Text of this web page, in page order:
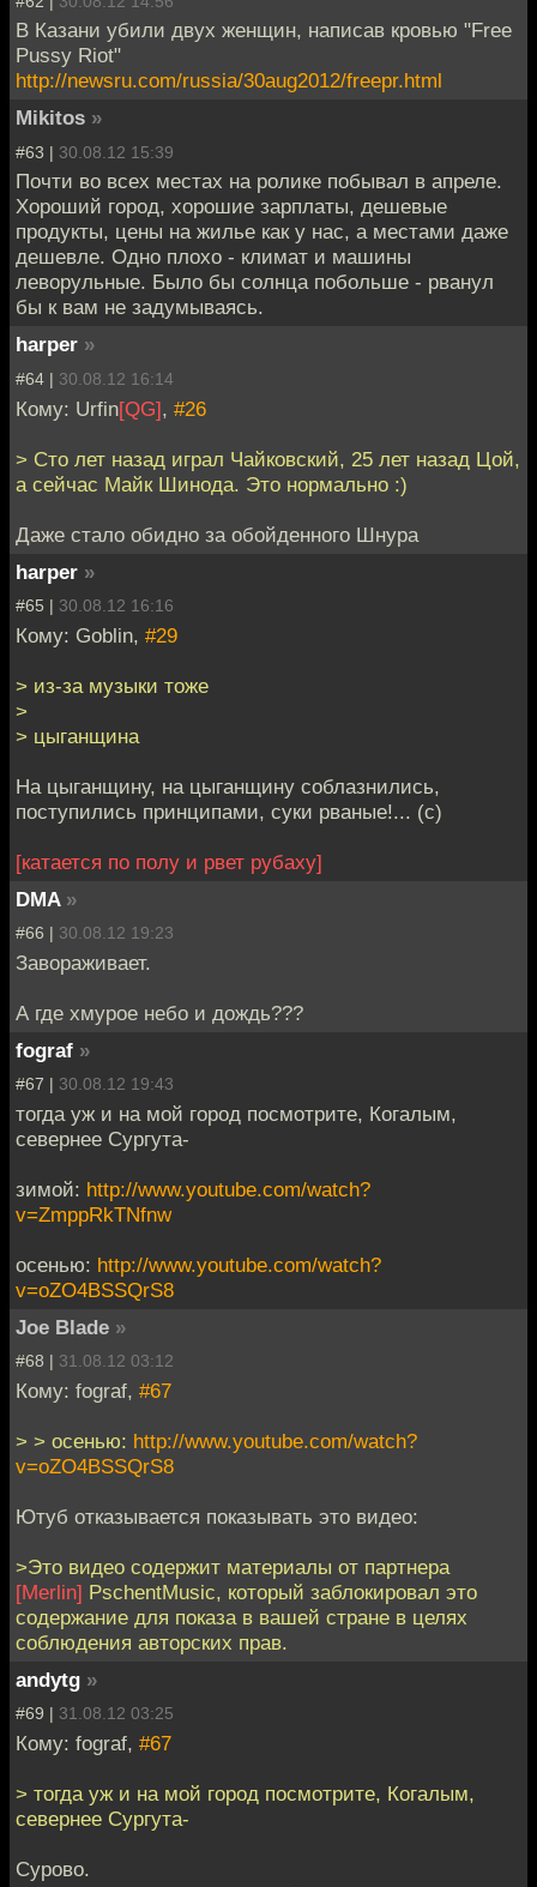
В Казани убили двух женщин, написав кровью "Free
Pussy Riot"
http://newsru.com/russia/30aug2012/freepr.html
Mikitos »
#63 | 30.08.12 15:39
Почти во всех местах на ролике побывал в апреле.
Хороший город, хорошие зарплаты, дешевые
продукты, цены на жилье как у нас, а местами даже
дешевле. Одно плохо - климат и машины
леворульные. Было бы солнца побольше - рванул
бы к вам не задумываясь.
harper »
#64 | 30.08.12 16:14
Кому: Urfin[QG], #26
> Сто лет назад играл Чайковский, 25 лет назад Цой,
а сейчас Майк Шинода. Это нормально :)
Даже стало обидно за обойденного Шнура
harper »
#65 | 30.08.12 16:16
Кому: Goblin, #29
> из-за музыки тоже
>
> цыганщина
На цыганщину, на цыганщину соблазнились,
поступились принципами, суки рваные!... (c)
[катается по полу и рвет рубаху]
DMA »
#66 | 30.08.12 19:23
Завораживает.
А где хмурое небо и дождь???
fograf »
#67 | 30.08.12 19:43
тогда уж и на мой город посмотрите, Когалым,
севернее Сургута-
зимой: http://www.youtube.com/watch?
v=ZmppRkTNfnw
осенью: http://www.youtube.com/watch?
v=oZO4BSSQrS8
Joe Blade »
#68 | 31.08.12 03:12
Кому: fograf, #67
> > осенью: http://www.youtube.com/watch?
v=oZO4BSSQrS8
Ютуб отказывается показывать это видео:
>Это видео содержит материалы от партнера
[Merlin] PschentMusic, который заблокировал это
содержание для показа в вашей стране в целях
соблюдения авторских прав.
andytg »
#69 | 31.08.12 03:25
Кому: fograf, #67
> тогда уж и на мой город посмотрите, Когалым,
севернее Сургута-
Сурово.